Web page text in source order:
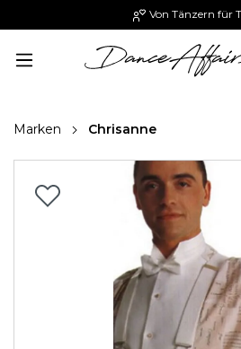
Von Tänzern für Tänzer
Marken Chrisanne
Bildergalerie überspringen